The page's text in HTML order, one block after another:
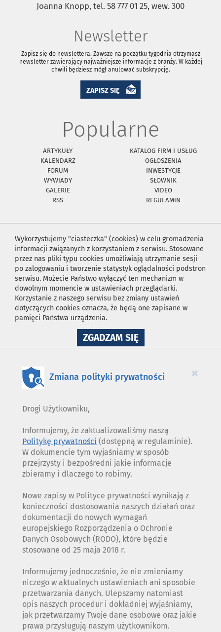
Joanna Knopp, tel. 58 777 01 25, wew. 300
Newsletter
Zapisz się do newslettera. Zawsze na początku tygodnia otrzymasz
newsletter zawierający najważniejsze informacje z branży. W każdej
chwili będziesz mógł anulować subskrypcję.
ZAPISZ SIĘ
Popularne
ARTYKUŁY
KATALOG FIRM I USŁUG
KALENDARZ
OGŁOSZENIA
FORUM
INWESTYCJE
WYWIADY
SŁOWNIK
GALERIE
VIDEO
RSS
REGULAMIN
Wykorzystujemy "ciasteczka" (cookies) w celu gromadzenia
informacji związanych z korzystaniem z serwisu. Stosowane
przez nas pliki typu cookies umożliwiają utrzymanie sesji
po zalogowaniu i tworzenie statystyk oglądalności podstron
serwisu. Możecie Państwo wyłączyć ten mechanizm w
dowolnym momencie w ustawieniach przeglądarki.
Korzystanie z naszego serwisu bez zmiany ustawień
dotyczących cookies oznacza, że będą one zapisane w
pamięci Państwa urządzenia.
ZGADZAM SIĘNA
WYKORZYSTANIE
×
Zmiana polityki prywatności
Drogi Użytkowniku,
Informujemy, że zaktualizowaliśmy naszą
Politykę prywatności (dostępną w regulaminie).
W dokumencie tym wyjaśniamy w sposób
przejrzysty i bezpośredni jakie informacje
zbieramy i dlaczego to robimy.
Nowe zapisy w Polityce prywatności wynikają z
konieczności dostosowania naszych działań oraz
dokumentacji do nowych wymagań
europejskiego Rozporządzenia o Ochronie
Danych Osobowych (RODO), które będzie
stosowane od 25 maja 2018 r.
Informujemy jednocześnie, że nie zmieniamy
niczego w aktualnych ustawieniach ani sposobie
przetwarzania danych. Ulepszamy natomiast
opis naszych procedur i dokładniej wyjaśniamy,
jak przetwarzamy Twoje dane osobowe oraz jakie
prawa przysługują naszym użytkownikom.